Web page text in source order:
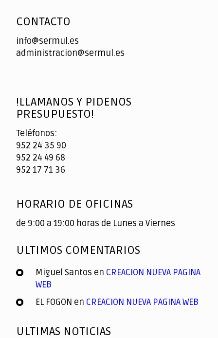
CONTACTO
info@sermul.es
administracion@sermul.es
!LLAMANOS Y PIDENOS
PRESUPUESTO!
Teléfonos:
952 24 35 90
952 24 49 68
952 17 71 36
HORARIO DE OFICINAS
de 9:00 a 19:00 horas de Lunes a Viernes
ULTIMOS COMENTARIOS
Miguel Santos en CREACION NUEVA PAGINA
WEB
EL FOGON en CREACION NUEVA PAGINA WEB
ULTIMAS NOTICIAS